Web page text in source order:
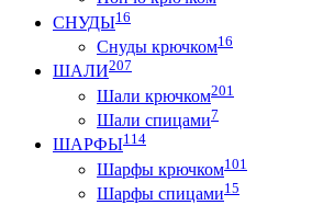
СНУДЫ16
Снуды крючком16
ШАЛИ207
Шали крючком201
Шали спицами7
ШАРФЫ114
Шарфы крючком101
Шарфы спицами15